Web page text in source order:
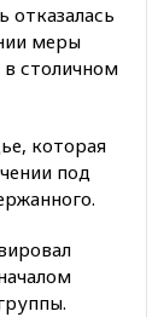
меры
столичном
которая
под